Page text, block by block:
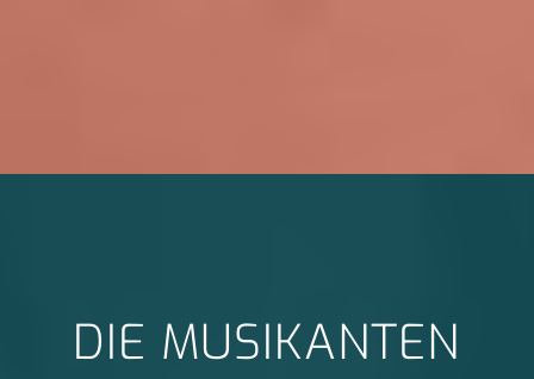
DIE MUSIKANTEN